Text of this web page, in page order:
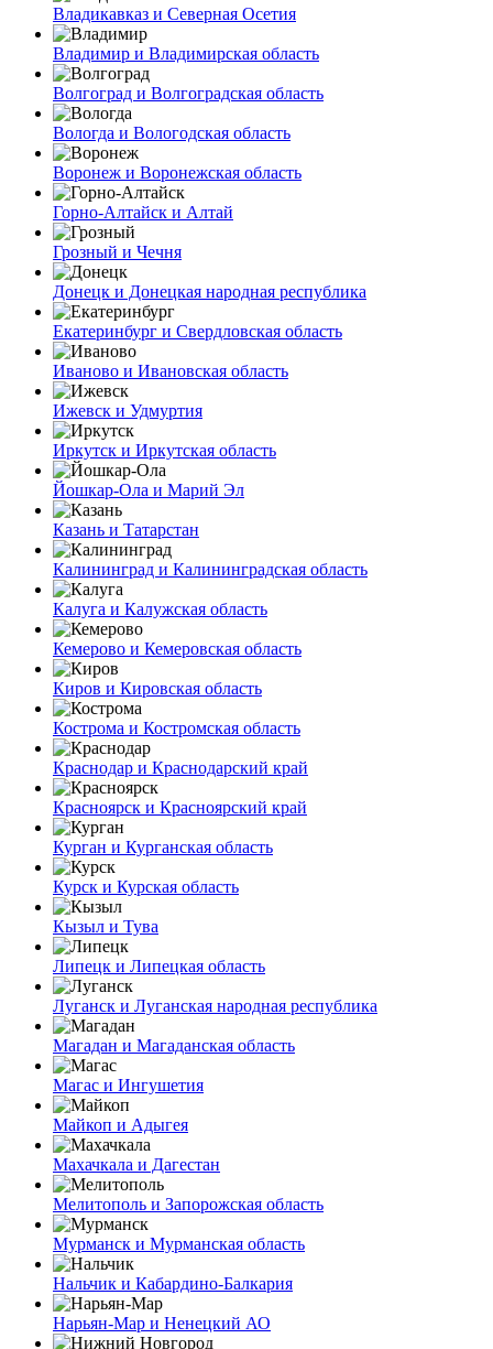
Владикавказ и Северная Осетия
Владимир и Владимирская область
Волгоград и Волгоградская область
Вологда и Вологодская область
Воронеж и Воронежская область
Горно-Алтайск и Алтай
Грозный и Чечня
Донецк и Донецкая народная республика
Екатеринбург и Свердловская область
Иваново и Ивановская область
Ижевск и Удмуртия
Иркутск и Иркутская область
Йошкар-Ола и Марий Эл
Казань и Татарстан
Калининград и Калининградская область
Калуга и Калужская область
Кемерово и Кемеровская область
Киров и Кировская область
Кострома и Костромская область
Краснодар и Краснодарский край
Красноярск и Красноярский край
Курган и Курганская область
Курск и Курская область
Кызыл и Тува
Липецк и Липецкая область
Луганск и Луганская народная республика
Магадан и Магаданская область
Магас и Ингушетия
Майкоп и Адыгея
Махачкала и Дагестан
Мелитополь и Запорожская область
Мурманск и Мурманская область
Нальчик и Кабардино-Балкария
Нарьян-Мар и Ненецкий АО